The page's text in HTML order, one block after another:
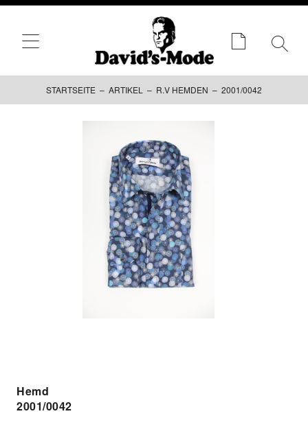
STARTSEITE – ARTIKEL – R.V HEMDEN – 2001/0042
Hemd
2001/0042